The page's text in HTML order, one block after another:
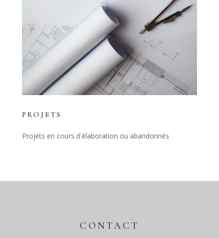
PROJETS
Projets en cours d'élaboration ou abandonnés
CONTACT